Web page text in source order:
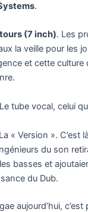
.
(7 inch). Les
la veille pour les
et cette culture
Le tube vocal, celui
La « Version ». C’est
du son
basses et
du Dub.
aujourd’hui, c’est